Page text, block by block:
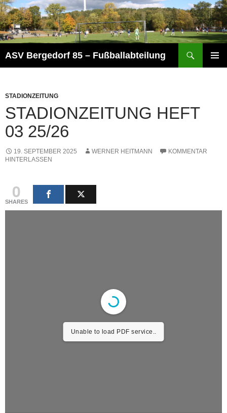
Zum
Inhalt
springen
ASV Bergedorf 85 – Fußballabteilung
STADIONZEITUNG
STADIONZEITUNG HEFT
03 25/26
19. SEPTEMBER 2025 WERNER HEITMANN
KOMMENTAR
HINTERLASSEN
0
SHARES
Unable to load PDF service..